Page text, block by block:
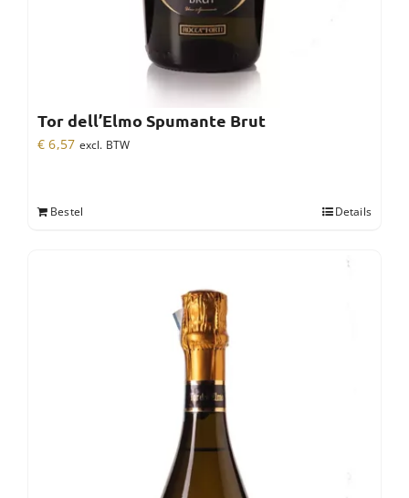
Tor dell’Elmo Spumante Brut
€ 6,57 excl. BTW
Bestel Details